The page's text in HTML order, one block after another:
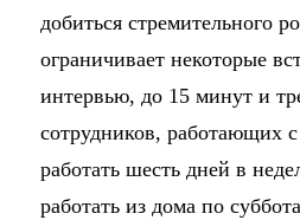
добиться стремительного
ограничивает некоторые
интервью, до 15 минут и
сотрудников, работающих
работать шесть дней в
работать из дома по